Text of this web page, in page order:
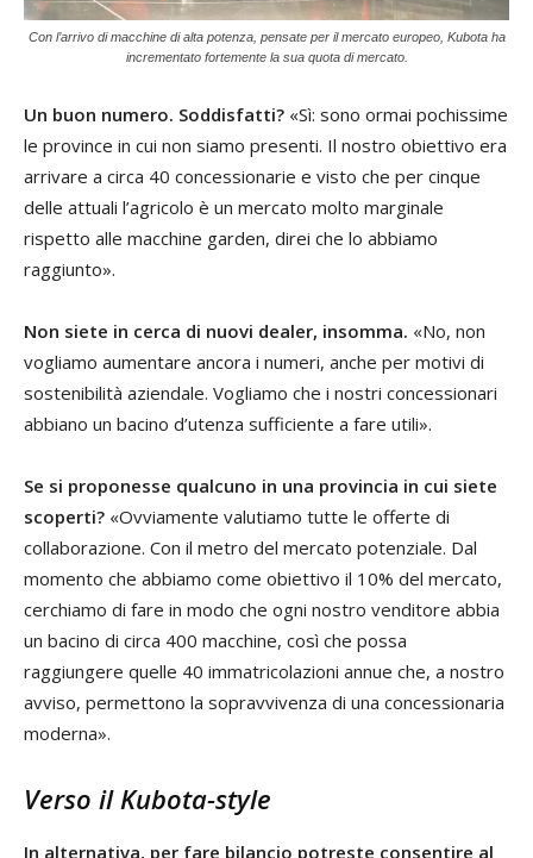
Con l’arrivo di macchine di alta potenza, pensate per il mercato europeo, Kubota ha
incrementato fortemente la sua quota di mercato.
Un buon numero. Soddisfatti? «Sì: sono ormai pochissime
le province in cui non siamo presenti. Il nostro obiettivo era
arrivare a circa 40 concessionarie e visto che per cinque
delle attuali l’agricolo è un mercato molto marginale
rispetto alle macchine garden, direi che lo abbiamo
raggiunto».
Non siete in cerca di nuovi dealer, insomma. «No, non
vogliamo aumentare ancora i numeri, anche per motivi di
sostenibilità aziendale. Vogliamo che i nostri concessionari
abbiano un bacino d’utenza sufficiente a fare utili».
Se si proponesse qualcuno in una provincia in cui siete
scoperti? «Ovviamente valutiamo tutte le offerte di
collaborazione. Con il metro del mercato potenziale. Dal
momento che abbiamo come obiettivo il 10% del mercato,
cerchiamo di fare in modo che ogni nostro venditore abbia
un bacino di circa 400 macchine, così che possa
raggiungere quelle 40 immatricolazioni annue che, a nostro
avviso, permettono la sopravvivenza di una concessionaria
moderna».
Verso il Kubota-style
In alternativa, per fare bilancio potreste consentire al